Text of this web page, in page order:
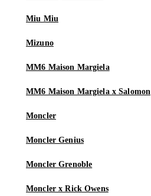
Miu Miu
Mizuno
MM6 Maison Margiela
MM6 Maison Margiela x Salomon
Moncler
Moncler Genius
Moncler Grenoble
Moncler x Rick Owens